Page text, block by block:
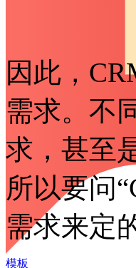
模板
因此，
需求。不
求，甚至
所以要问
需求来定